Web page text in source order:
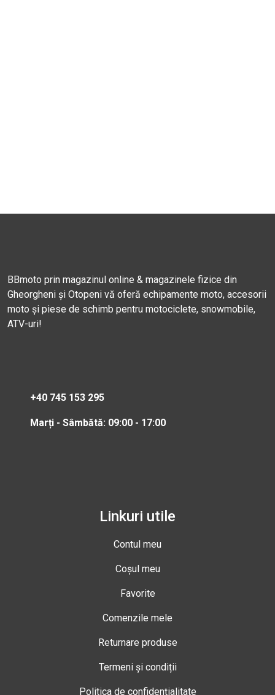
BBmoto prin magazinul online & magazinele fizice din
Gheorgheni și Otopeni vă oferă echipamente moto, accesorii
moto și piese de schimb pentru motociclete, snowmobile,
ATV-uri!
+40 745 153 295
Marți - Sâmbătă: 09:00 - 17:00
Linkuri utile
Contul meu
Coșul meu
Favorite
Comenzile mele
Returnare produse
Termeni și condiții
Politica de confidențialitate